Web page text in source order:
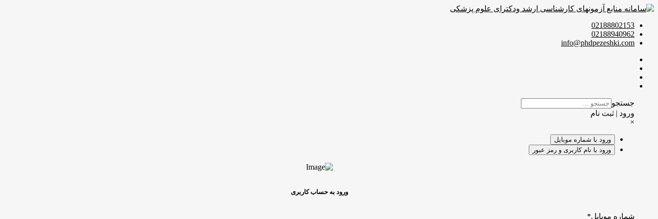
02188802153
02188940962
info@phdpezeshki.com
جستجو
ورود | ثبت نام
×
ورود با شماره موبایل
ورود با نام کاربری و رمز عبور
ورود به حساب کاربری
شماره موبایل*